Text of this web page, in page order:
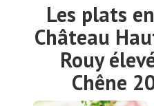
Les plats
Château
Rouy
Chêne